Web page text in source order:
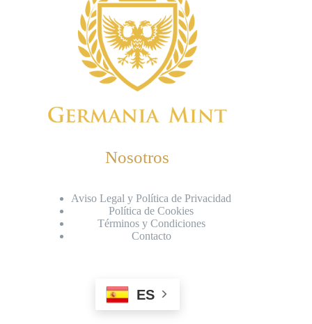
Nosotros
Aviso Legal y Política de Privacidad
Política de Cookies
Términos y Condiciones
Contacto
ES